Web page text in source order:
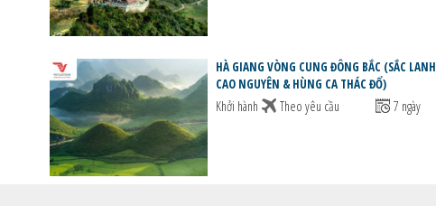
HÀ GIANG VÒNG CUNG ĐÔNG BẮC (SẮC LANH
CAO NGUYÊN & HÙNG CA THÁC ĐỔ)
Khởi hành Theo yêu cầu 7 ngày